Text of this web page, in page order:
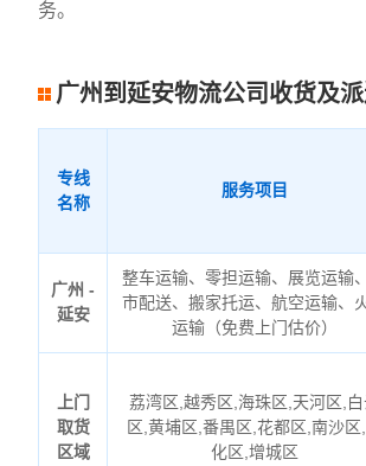
务。
广州到延安物流公司收货及派
专线
名称
服务项目
广州 -
延安
整车运输、零担运输、展览运输
市配送、搬家托运、航空运输、
运输（免费上门估价）
上门
取货
区域
荔湾区,越秀区,海珠区,天河区,
区,黄埔区,番禺区,花都区,南沙区
化区,增城区